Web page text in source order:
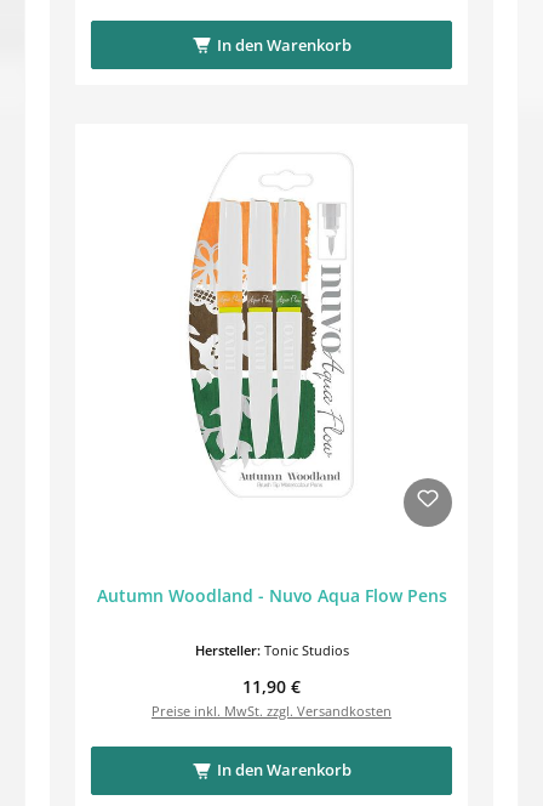
In den Warenkorb
Autumn Woodland - Nuvo Aqua Flow Pens
Hersteller: Tonic Studios
Regulärer Preis:
11,90 €
Preise inkl. MwSt. zzgl. Versandkosten
In den Warenkorb